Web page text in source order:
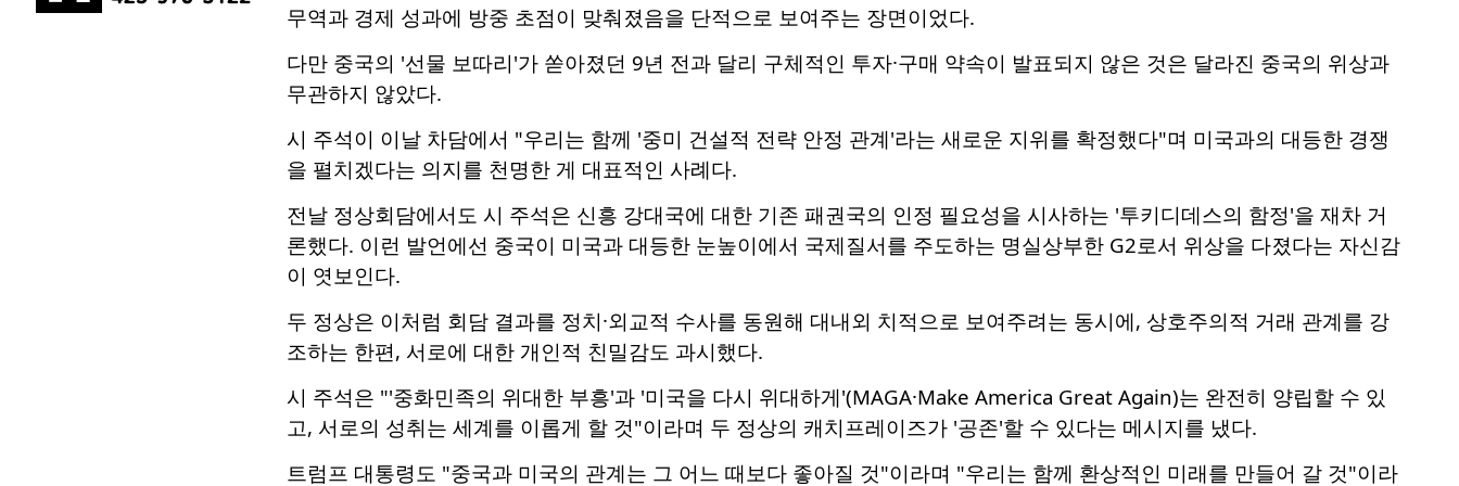
무역과 경제 성과에 방중 초점이 맞춰졌음을 단적으로 보여주는 장면이었다.
다만 중국의 '선물 보따리'가 쏟아졌던 9년 전과 달리 구체적인 투자·구매 약속이 발표되지 않은 것은 달라진 중국의 위상과
무관하지 않았다.
시 주석이 이날 차담에서 "우리는 함께 '중미 건설적 전략 안정 관계'라는 새로운 지위를 확정했다"며 미국과의 대등한 경쟁
을 펼치겠다는 의지를 천명한 게 대표적인 사례다.
전날 정상회담에서도 시 주석은 신흥 강대국에 대한 기존 패권국의 인정 필요성을 시사하는 '투키디데스의 함정'을 재차 거
론했다. 이런 발언에선 중국이 미국과 대등한 눈높이에서 국제질서를 주도하는 명실상부한 G2로서 위상을 다졌다는 자신감
이 엿보인다.
두 정상은 이처럼 회담 결과를 정치·외교적 수사를 동원해 대내외 치적으로 보여주려는 동시에, 상호주의적 거래 관계를 강
조하는 한편, 서로에 대한 개인적 친밀감도 과시했다.
시 주석은 "'중화민족의 위대한 부흥'과 '미국을 다시 위대하게'(MAGA·Make America Great Again)는 완전히 양립할 수 있
고, 서로의 성취는 세계를 이롭게 할 것"이라며 두 정상의 캐치프레이즈가 '공존'할 수 있다는 메시지를 냈다.
트럼프 대통령도 "중국과 미국의 관계는 그 어느 때보다 좋아질 것"이라며 "우리는 함께 환상적인 미래를 만들어 갈 것"이라